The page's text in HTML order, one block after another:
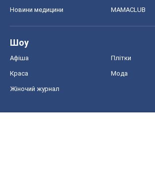
Новини медицини MAMACLUB
Шоу
Афіша Плітки
Краса Мода
Жіночий журнал